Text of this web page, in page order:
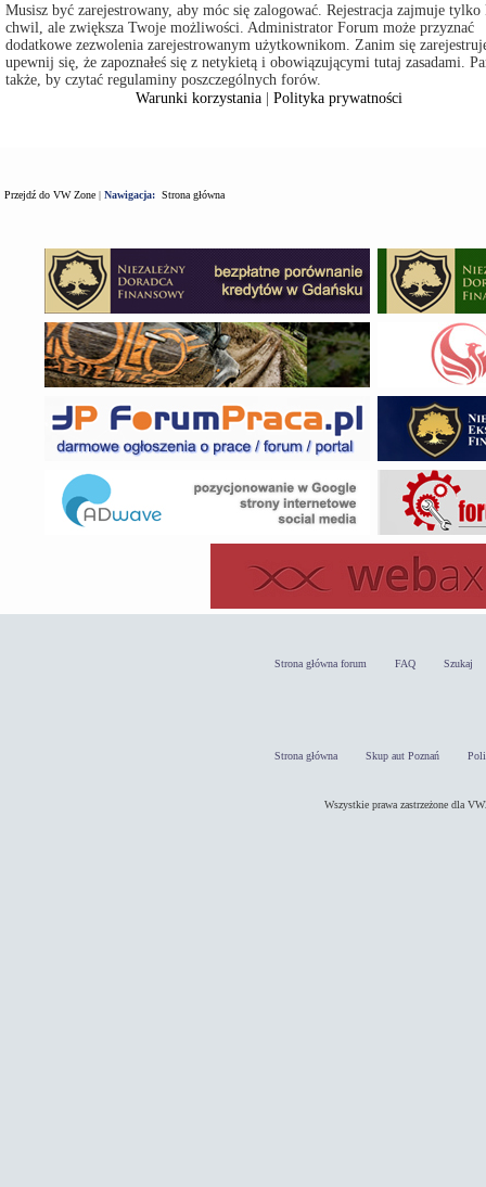
Musisz być zarejestrowany, aby móc się zalogować. Rejestracja zajmuje
chwil, ale zwiększa Twoje możliwości. Administrator Forum może przyznać
dodatkowe zezwolenia zarejestrowanym użytkownikom. Zanim się
upewnij się, że zapoznałeś się z netykietą i obowiązującymi tutaj zasadami.
także, by czytać regulaminy poszczególnych forów.
Warunki korzystania |Polityka prywatności
Przejdź do VW Zone | Nawigacja: Strona główna
Strona główna forum FAQ Szukaj
Strona główna Skup aut Poznań
Wszystkie prawa zastrzeżone dla